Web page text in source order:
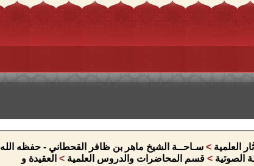
العلمية > سـاحــة الشيخ ماهر بن ظافر القحطاني - حفظه الله
الصوتية > قسم المحاضرات والدروس العلمية > العقيدة و